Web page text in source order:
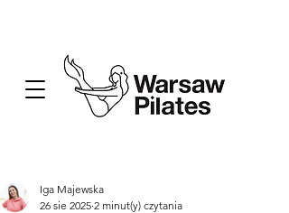
Iga Majewska
26 sie 2025 2 minut(y) czytania